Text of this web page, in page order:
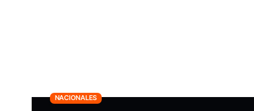
NACIONALES